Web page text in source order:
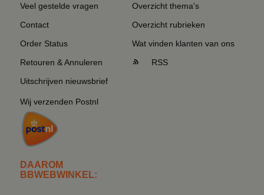
Veel gestelde vragen
Contact
Order Status
Retouren & Annuleren
Uitschrijven nieuwsbrief
Wij verzenden Postnl
DAAROM
BBWEBWINKEL:
Overzicht thema's
Overzicht rubrieken
Wat vinden klanten van ons
RSS